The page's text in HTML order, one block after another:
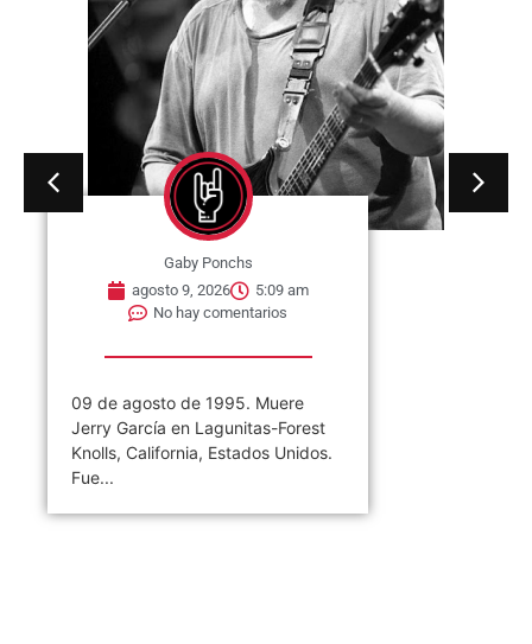
Gaby Ponchs
agosto 9, 2026
5:09 am
No hay comentarios
09 de agosto de 1995. Muere
Jerry García en Lagunitas-Forest
Knolls, California, Estados Unidos.
Fue...